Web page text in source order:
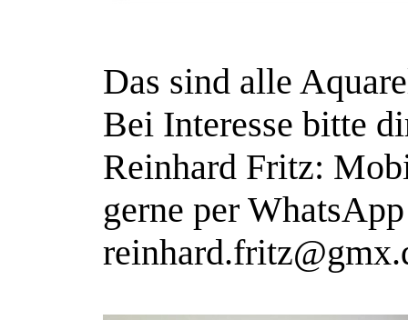
Das sind alle
Bei Interesse bitte
Reinhard Fritz:
gerne per